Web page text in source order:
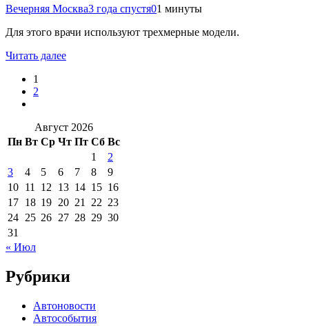
Вечерняя Москва3 года спустя01 минуты
Для этого врачи используют трехмерные модели.
Читать далее
1
2
Август 2026
Пн Вт Ср Чт Пт Сб Вс
1
2
3
4 5 6 7 8
9
10 11 12 13 14 15 16
17 18 19 20 21 22 23
24 25 26 27 28 29 30
31
« Июл
Рубрики
Автоновости
Автособытия